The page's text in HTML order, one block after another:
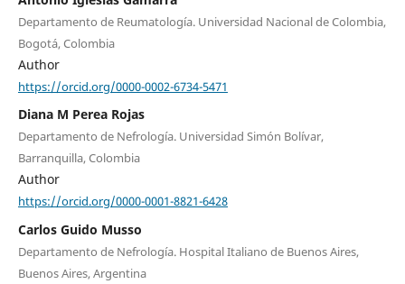
Departamento de Reumatología. Universidad Nacional de Colombia,
Bogotá, Colombia
Author
https://orcid.org/0000-0002-6734-5471
Diana M Perea Rojas
Departamento de Nefrología. Universidad Simón Bolívar,
Barranquilla, Colombia
Author
https://orcid.org/0000-0001-8821-6428
Carlos Guido Musso
Departamento de Nefrología. Hospital Italiano de Buenos Aires,
Buenos Aires, Argentina